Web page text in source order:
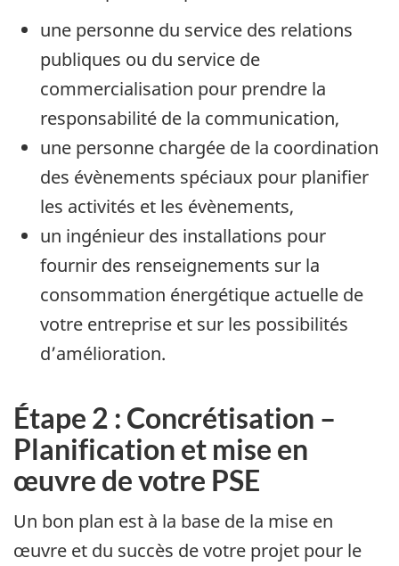
une personne du service des relations
publiques ou du service de
commercialisation pour prendre la
responsabilité de la communication,
une personne chargée de la coordination
des évènements spéciaux pour planifier
les activités et les évènements,
un ingénieur des installations pour
fournir des renseignements sur la
consommation énergétique actuelle de
votre entreprise et sur les possibilités
d’amélioration.
Étape 2 : Concrétisation –
Planification et mise en
œuvre de votre PSE
Un bon plan est à la base de la mise en
œuvre et du succès de votre projet pour le